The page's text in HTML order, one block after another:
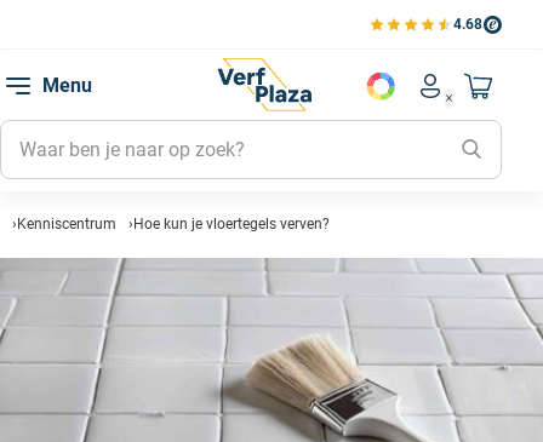
4.68
Bekijk de verfplaza
Menu
Account
Mijn
Mijn
Mijn
Naar
Kenniscentrum Hoe kun je vloertegels verven?